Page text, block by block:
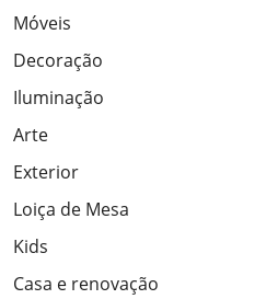
Móveis
Decoração
Iluminação
Arte
Exterior
Loiça de Mesa
Kids
Casa e renovação